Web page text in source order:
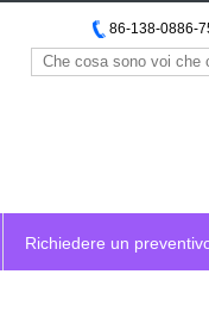
86-138-0886-
Richiedere un